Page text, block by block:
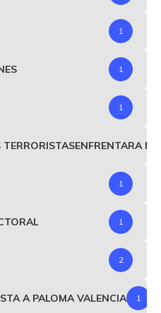
1
1
1
1
1
2
A PALOMA VALENCIA 1